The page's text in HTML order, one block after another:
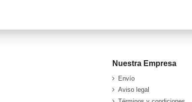
Nuestra Empresa
Envío
Aviso legal